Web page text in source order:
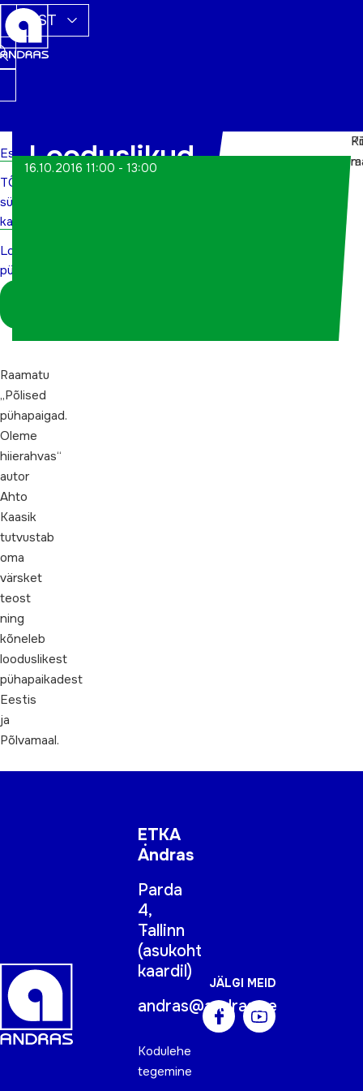
EST
Esileht
TÕN
sündmuste
kalender
Looduslikud
pühapaigad
Looduslikud
16.10.2016 11:00 - 13:00
Raamatu
„Põlised
pühapaigad.
Oleme
hiierahvas“
autor
Ahto
Kaasik
tutvustab
oma
värsket
teost
ning
kõneleb
looduslikest
pühapaikadest
Eestis
ja
Põlvamaal.
ETKA
Andras
Parda
4,
Tallinn
(asukoht
kaardil)
andras@andras.ee
Kodulehe
tegemine
JÄLGI MEID